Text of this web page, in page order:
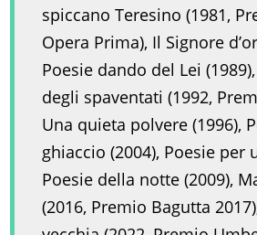
spiccano Teresino (1981,
Opera Prima), Il Signore
Poesie dando del Lei
degli spaventati (1992,
Una quieta polvere (1996),
ghiaccio (2004), Poesie per
Poesie della notte (2009),
(2016, Premio Bagutta